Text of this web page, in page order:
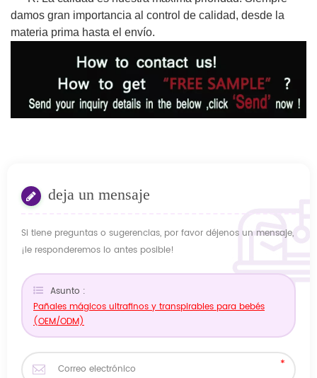
damos gran importancia al control de calidad, desde la
materia prima hasta el envío.
deja un mensaje
Si tiene preguntas o sugerencias, por favor déjenos un mensaje,
¡le responderemos lo antes posible!
Asunto :
Pañales mágicos ultrafinos y transpirables para bebés
(OEM/ODM)